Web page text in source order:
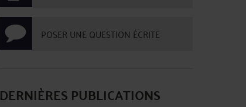
POSER UNE QUESTION ÉCRITE
DERNIÈRES PUBLICATIONS